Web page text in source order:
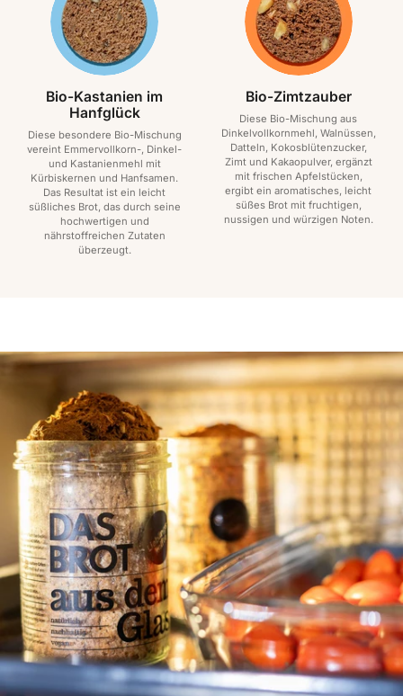
Bio-Kastanien im
Hanfglück
Diese besondere Bio-Mischung
vereint Emmervollkorn-, Dinkel-
und Kastanienmehl mit
Kürbiskernen und Hanfsamen.
Das Resultat ist ein leicht
süßliches Brot, das durch seine
hochwertigen und
nährstoffreichen Zutaten
überzeugt.
Bio-Zimtzauber
Diese Bio-Mischung aus
Dinkelvollkornmehl, Walnüssen,
Datteln, Kokosblütenzucker,
Zimt und Kakaopulver, ergänzt
mit frischen Apfelstücken,
ergibt ein aromatisches, leicht
süßes Brot mit fruchtigen,
nussigen und würzigen Noten.